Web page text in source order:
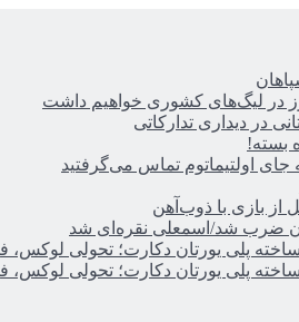
در لیگ‌های کشوری خواهیم داشت
در دیداری تدارکاتی
بسته!
جای اولتیماتوم تماس می‌گرفتید
از بازی با ذوب‌آهن
ضرب شد/اسمعلی نقره‌ای شد
ساخته پلی یورتان دکارت؛ تحولی
ساخته پلی یورتان دکارت؛ تحولی